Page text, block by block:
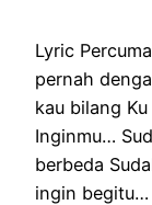
Lyric
pernah
kau bilang
Inginmu…
berbeda
ingin begitu…